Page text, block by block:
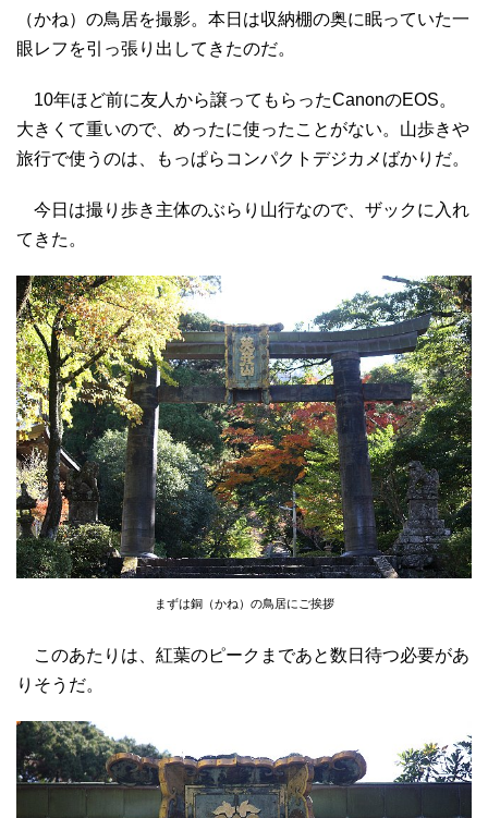
（かね）の鳥居を撮影。本日は収納棚の奥に眠っていた一
眼レフを引っ張り出してきたのだ。
10年ほど前に友人から譲ってもらったCanonのEOS。
大きくて重いので、めったに使ったことがない。山歩きや
旅行で使うのは、もっぱらコンパクトデジカメばかりだ。
今日は撮り歩き主体のぶらり山行なので、ザックに入れ
てきた。
まずは銅（かね）の鳥居にご挨拶
このあたりは、紅葉のピークまであと数日待つ必要があ
りそうだ。